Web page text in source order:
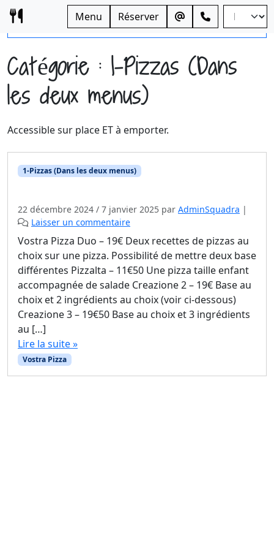
Skip to content
Menu Réserver
Catégorie : 1-Pizzas (Dans
les deux menus)
Accessible sur place ET à emporter.
1-Pizzas (Dans les deux menus)
22 décembre 2024 / 7 janvier 2025 par AdminSquadra |
Laisser un commentaire
Vostra Pizza Duo – 19€ Deux recettes de pizzas au
choix sur une pizza. Possibilité de mettre deux base
différentes Pizzalta – 11€50 Une pizza taille enfant
accompagnée de salade Creazione 2 – 19€ Base au
choix et 2 ingrédients au choix (voir ci-dessous)
Creazione 3 – 19€50 Base au choix et 3 ingrédients
au […]
Lire la suite »
Vostra Pizza
Open side menu